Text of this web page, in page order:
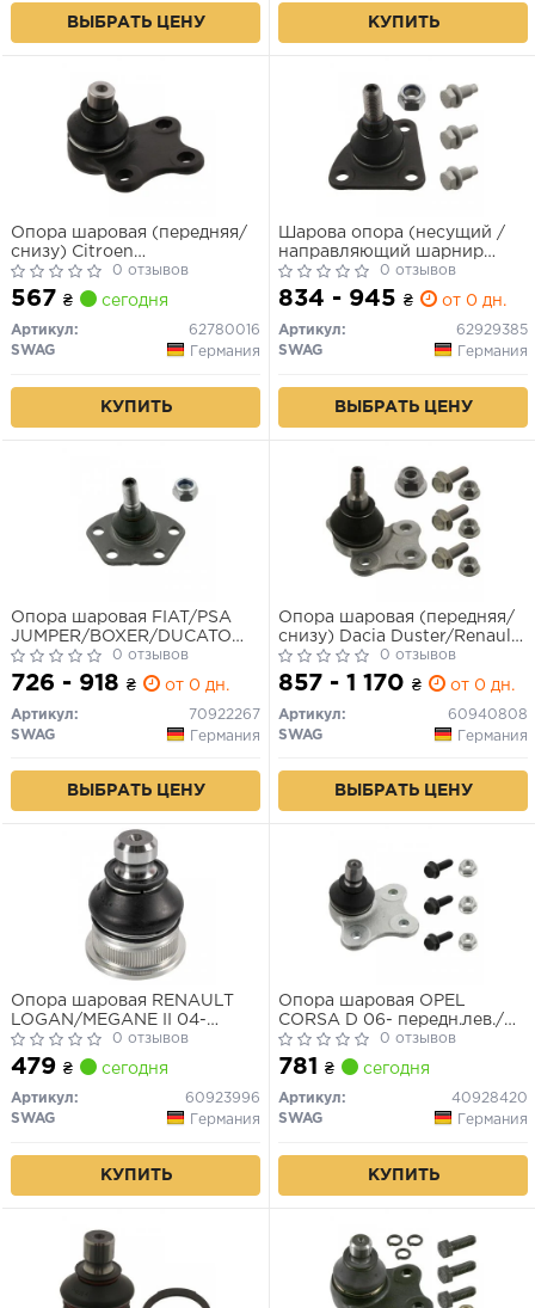
ВЫБРАТЬ ЦЕНУ КУПИТЬ
Опора шаровая (передняя/
снизу) Citroen
Berlingo/Peugeot Partner 96-
(d=18mm)
0 отзывов
567 ₴ сегодня
Артикул:
62780016
SWAG
Германия
КУПИТЬ
Шарова опора (несущий /
направляющий шарнир
CITROEN Jumper | PEUGEOT
Boxer)
0 отзывов
834 - 945 ₴ от 0 дн.
Артикул:
62929385
SWAG
Германия
ВЫБРАТЬ ЦЕНУ
Опора шаровая FIAT/PSA
JUMPER/BOXER/DUCATO
94-
0 отзывов
726 - 918 ₴ от 0 дн.
Артикул:
70922267
SWAG
Германия
ВЫБРАТЬ ЦЕНУ
Опора шаровая (передняя/
снизу) Dacia Duster/Renault
Duster 1.2-2.0 10-0 отзывов
857 - 1 170 ₴ от 0 дн.
Артикул:
60940808
SWAG
Германия
ВЫБРАТЬ ЦЕНУ
Опора шаровая RENAULT
LOGAN/MEGANE II 04-
нижн.лев/прав. лев./прав.
0 отзывов
479 ₴ сегодня
Артикул:
60923996
SWAG
Германия
КУПИТЬ
Опора шаровая OPEL
CORSA D 06- передн.лев./
прав.
0 отзывов
781 ₴ сегодня
Артикул:
40928420
SWAG
Германия
КУПИТЬ